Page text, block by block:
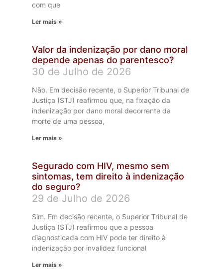
com que
Ler mais »
Valor da indenização por dano moral
depende apenas do parentesco?
30 de Julho de 2026
Não. Em decisão recente, o Superior Tribunal de
Justiça (STJ) reafirmou que, na fixação da
indenização por dano moral decorrente da
morte de uma pessoa,
Ler mais »
Segurado com HIV, mesmo sem
sintomas, tem direito à indenização
do seguro?
29 de Julho de 2026
Sim. Em decisão recente, o Superior Tribunal de
Justiça (STJ) reafirmou que a pessoa
diagnosticada com HIV pode ter direito à
indenização por invalidez funcional
Ler mais »